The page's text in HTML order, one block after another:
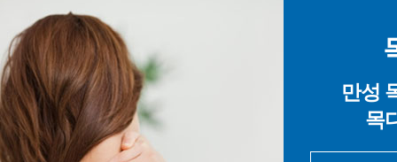
만성
목